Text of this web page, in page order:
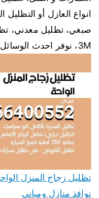
انواع العازل أو
صبغي، تظليل معدني،
3M، نوفر احدث الوسائل و الأجهزة للعمل…
نوافذ منازل ومباني